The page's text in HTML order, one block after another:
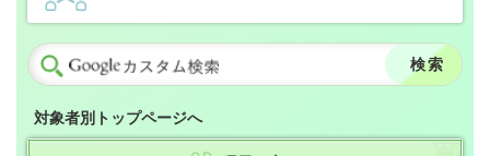
対象者別トップページへ